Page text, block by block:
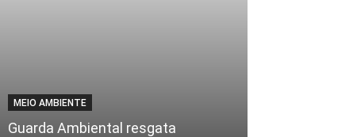
MEIO AMBIENTE
Guarda Ambiental resgata